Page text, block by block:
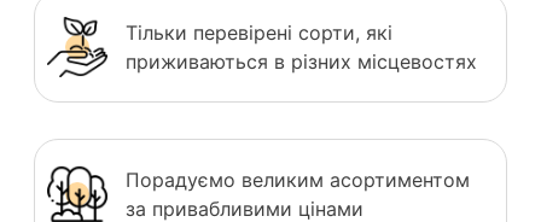
Тільки перевірені сорти, які
приживаються в різних місцевостях
Порадуємо великим асортиментом
за привабливими цінами